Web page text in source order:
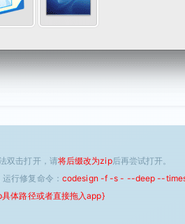
双击打开，请将后缀改为zip后再尝试打开。
行修复命令： codesign -f -s - --deep --
体路径或者直接拖入app}